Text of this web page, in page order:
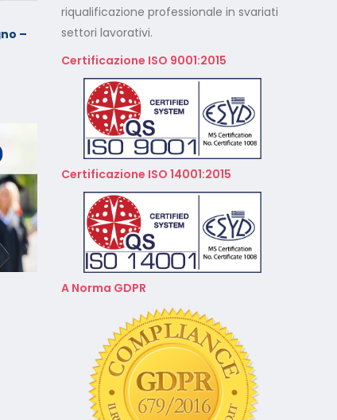
–
Cade dalla sedia in smart
working, riconosciuto
Calendario Corsi
Videoconferenza Marzo –
Aprile 2026
Calendario Corsi
Videoconferenza Gennaio –
Febbraio 2026
riqualificazione professionale in svariati
settori lavorativi.
Certificazione ISO 9001:2015
Certificazione ISO 14001:2015
A Norma GDPR